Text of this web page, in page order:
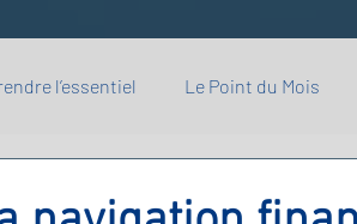
l’essentiel Le Point du Mois